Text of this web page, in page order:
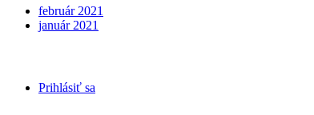
február 2021
január 2021
Prihlásiť sa